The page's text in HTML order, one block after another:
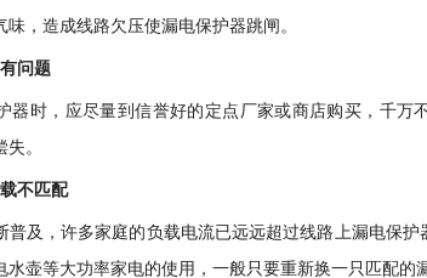
，造成线路欠压使漏电保护器跳闸。
问题
器时，应尽量到信誉好的定点厂家或商店购买，千万
。
不匹配
普及，许多家庭的负载电流已远远超过线路上漏电保护
水壶等大功率家电的使用，一般只要重新换一只匹配的